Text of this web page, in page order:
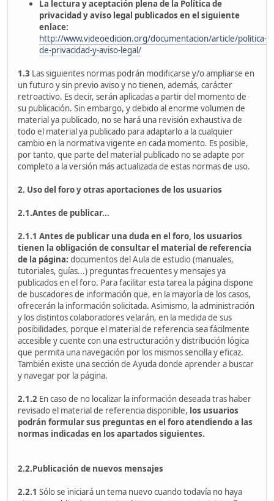
La lectura y aceptación plena de la Política de
privacidad y aviso legal publicados en el siguiente
enlace:
http://www.videoedicion.org/documentacion/article/politica-
de-privacidad-y-aviso-legal/
1.3 Las siguientes normas podrán modificarse y/o ampliarse en
un futuro y sin previo aviso y no tienen, además, carácter
retroactivo. Es decir, serán aplicadas a partir del momento de
su publicación. Sin embargo, y debido al enorme volumen de
material ya publicado, no se hará una revisión exhaustiva de
todo el material ya publicado para adaptarlo a la cualquier
cambio en la normativa vigente en cada momento. Es posible,
por tanto, que parte del material publicado no se adapte por
completo a la versión más actualizada de estas normas de uso.
2. Uso del foro y otras aportaciones de los usuarios
2.1.Antes de publicar...
2.1.1 Antes de publicar una duda en el foro, los usuarios
tienen la obligación de consultar el material de referencia
de la página: documentos del Aula de estudio (manuales,
tutoriales, guías...) preguntas frecuentes y mensajes ya
publicados en el foro. Para facilitar esta tarea la página dispone
de buscadores de información que, en la mayoría de los casos,
ofrecerán la información solicitada. Asimismo, la administración
y los distintos colaboradores velarán, en la medida de sus
posibilidades, porque el material de referencia sea fácilmente
accesible y cuente con una estructuración y distribución lógica
que permita una navegación por los mismos sencilla y eficaz.
También existe una sección de Ayuda donde aprender a buscar
y navegar por la página.
2.1.2 En caso de no localizar la información deseada tras haber
revisado el material de referencia disponible, los usuarios
podrán formular sus preguntas en el foro atendiendo a las
normas indicadas en los apartados siguientes.
2.2.Publicación de nuevos mensajes
2.2.1 Sólo se iniciará un tema nuevo cuando todavía no haya